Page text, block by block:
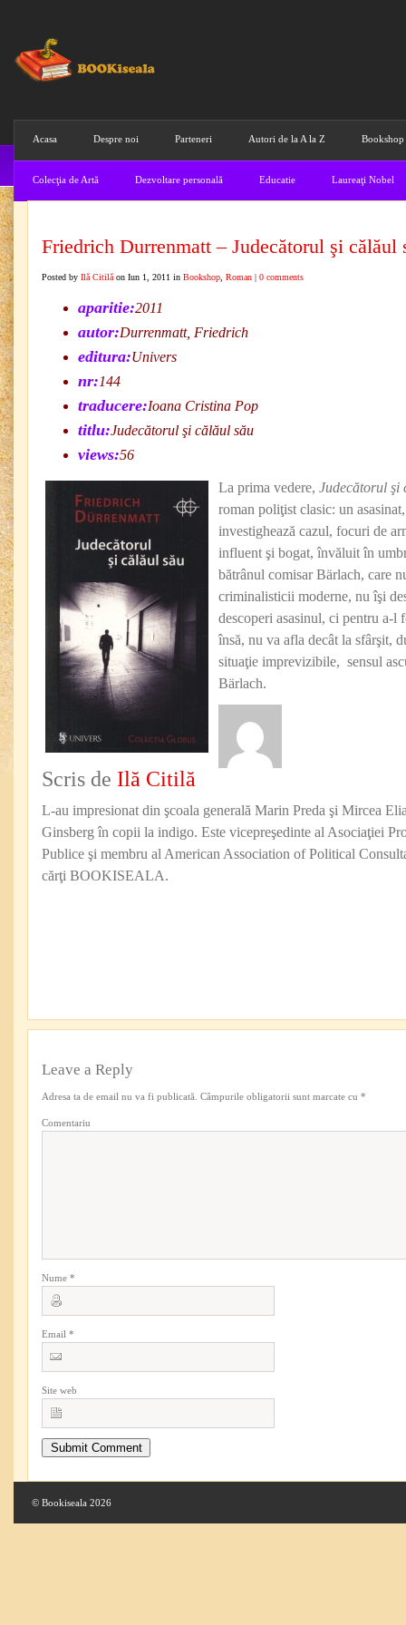
Acasa Despre noi Parteneri Autori de la A la Z Bookshop
Colecţia de Artă Dezvoltare personală Educatie Laureaţi Nobel
Friedrich Durrenmatt – Judecătorul şi călăul
Posted by Ilă Citilă on Iun 1, 2011 in Bookshop Roman | 0 comments
aparitie:2011
autor:Durrenmatt, Friedrich
editura:Univers
nr:144
traducere:Ioana Cristina Pop
titlu:Judecătorul şi călăul său
views:56
La prima vedere, Judecătorul şi
roman poliţist clasic: un
investighează cazul, focuri de
influent şi bogat, învăluit în
bătrânul comisar Bärlach, care
criminalisticii moderne, nu îşi
descoperi asasinul, ci pentru a-l
însă, nu va afla decât la sfârşit,
situaţie imprevizibile, sensul
Bärlach.
Scris de Ilă Citilă
L-au impresionat din şcoala generală Marin Preda şi Mircea
Ginsberg în copii la indigo. Este vicepreşedinte al Asociaţiei
Publice şi membru al American Association of Political
cărţi BOOKISEALA.
Leave a Reply
Adresa ta de email nu va fi publicată. Câmpurile obligatorii sunt marcate cu *
Comentariu
Nume *
Email *
Site web
© Bookiseala 2026